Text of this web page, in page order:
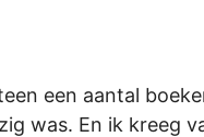
een aantal
was. En ik kreeg